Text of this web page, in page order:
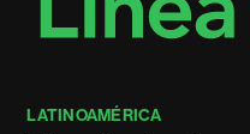
LATINOAMÉRICA